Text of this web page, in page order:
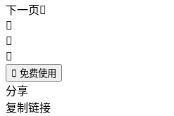
下一页



 免费使用
分享
复制链接